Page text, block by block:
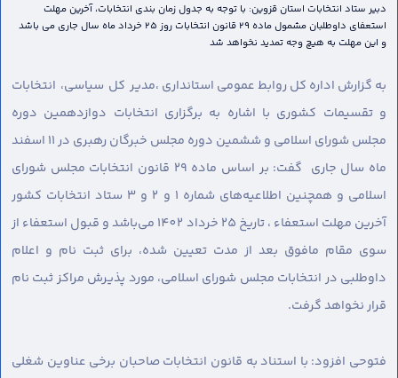
دبیر ستاد انتخابات استان قزوین: با توجه به جدول زمان بندی انتخابات، آخرین مهلت
استعفای داوطلبان مشمول ماده 29 قانون انتخابات روز 25 خرداد ماه سال جاری می باشد
و این مهلت به هیچ وجه تمدید نخواهد شد
به گزارش اداره کل روابط عمومی استانداری ،مدیر کل سیاسی، انتخابات
و تقسیمات کشوری با اشاره به برگزاری انتخابات دوازدهمین دوره
مجلس شورای اسلامی و ششمین دوره مجلس خبرگان رهبری در 11 اسفند
ماه سال جاری گفت: بر اساس ماده 29 قانون انتخابات مجلس شورای
اسلامی و همچنین اطلاعیه‌های شماره 1 و 2 و 3 ستاد انتخابات کشور
آخرین مهلت استعفاء ، تاریخ 25 خرداد 1402 می‌باشد و قبول استعفاء از
سوی مقام مافوق بعد از مدت تعیین شده، برای ثبت نام و اعلام
داوطلبی در انتخابات مجلس شورای اسلامی، مورد پذیرش مراکز ثبت نام
قرار نخواهد گرفت.
فتوحی افزود: با استناد به قانون انتخابات صاحبان برخی عناوین شغلی